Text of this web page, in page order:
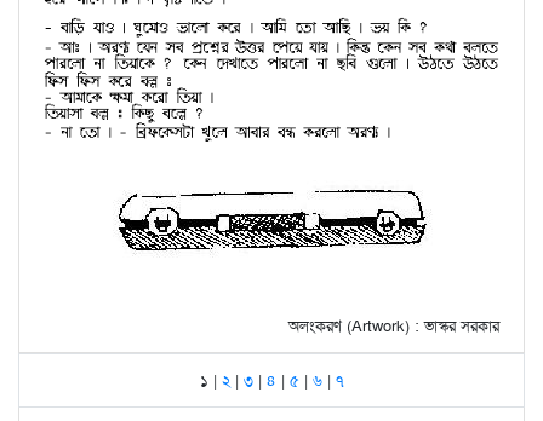
অলংকরণ (Artwork) : ভাস্কর সরকার
১ | ২ | ৩| ৪ | ৫ | ৬| ৭